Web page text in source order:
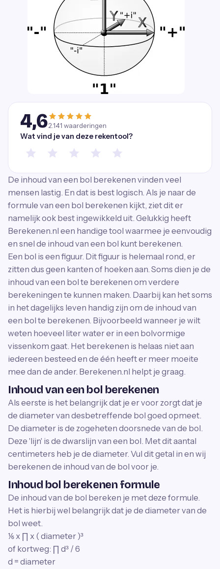
4,62.141 waarderingen
Wat vind je van deze rekentool?
De inhoud van een bol berekenen vinden veel
mensen lastig. En dat is best logisch. Als je naar de
formule van een bol berekenen kijkt, ziet dit er
namelijk ook best ingewikkeld uit. Gelukkig heeft
Berekenen.nl een handige tool waarmee je eenvoudig
en snel de inhoud van een bol kunt berekenen.
Een bol is een figuur. Dit figuur is helemaal rond, er
zitten dus geen kanten of hoeken aan. Soms dien je de
inhoud van een bol te berekenen om verdere
berekeningen te kunnen maken. Daarbij kan het soms
in het dagelijks leven handig zijn om de inhoud van
een bol te berekenen. Bijvoorbeeld wanneer je wilt
weten hoeveel liter water er in een bolvormige
vissenkom gaat. Het berekenen is helaas niet aan
iedereen besteed en de één heeft er meer moeite
mee dan de ander. Berekenen.nl helpt je graag.
Inhoud van een bol berekenen
Als eerste is het belangrijk dat je er voor zorgt dat je
de diameter van desbetreffende bol goed opmeet.
De diameter is de zogeheten doorsnede van de bol.
Deze 'lijn' is de dwarslijn van een bol. Met dit aantal
centimeters heb je de diameter. Vul dit getal in en wij
berekenen de inhoud van de bol voor je.
Inhoud bol berekenen formule
De inhoud van de bol bereken je met deze formule.
Het is hierbij wel belangrijk dat je de diameter van de
bol weet.
⅙ x ∏ x ( diameter )³
of kortweg: ∏ d³ / 6
d = diameter